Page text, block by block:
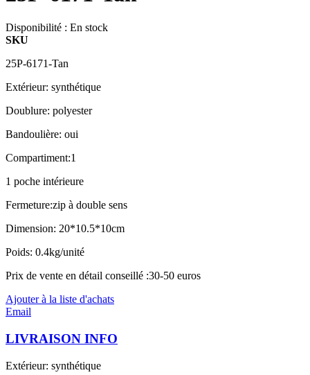
Disponibilité : En stock
SKU
25P-6171-Tan
Extérieur: synthétique
Doublure: polyester
Bandoulière: oui
Compartiment:1
1 poche intérieure
Fermeture:zip à double sens
Dimension: 20*10.5*10cm
Poids: 0.4kg/unité
Prix de vente en détail conseillé :30-50 euros
Ajouter à la liste d'achats
Email
LIVRAISON INFO
Extérieur: synthétique